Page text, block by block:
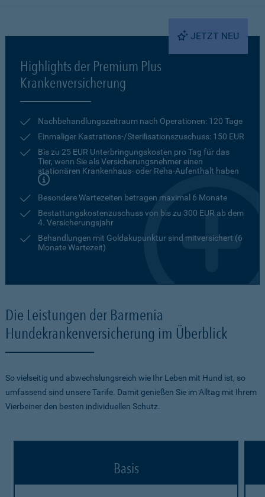
JETZT NEU
Highlights der Premium Plus
Krankenversicherung
Nachbehandlungszeitraum nach Operationen: 120 Tage
Einmaliger Kastrations-/Sterilisationszuschuss: 150 EUR
Bis zu 25 EUR Unterbringungskosten pro Tag für das
Tier, wenn Sie als Versicherungsnehmer einen
stationären Krankenhaus- oder Reha-Aufenthalt haben
Besondere Wartezeiten betragen maximal 6 Monate
Bestattungskostenzuschuss von bis zu 300 EUR ab dem
4. Versicherungsjahr
Behandlungen mit Goldakupunktur sind mitversichert (6
Monate Wartezeit)
Die Leistungen der Barmenia
Hundekrankenversicherung im Überblick
So vielseitig und abwechslungsreich wie Ihr Leben mit Hund ist, so
umfassend sind unsere Tarife. Damit genießen Sie im Alltag mit Ihrem
Vierbeiner den besten individuellen Schutz.
Basis